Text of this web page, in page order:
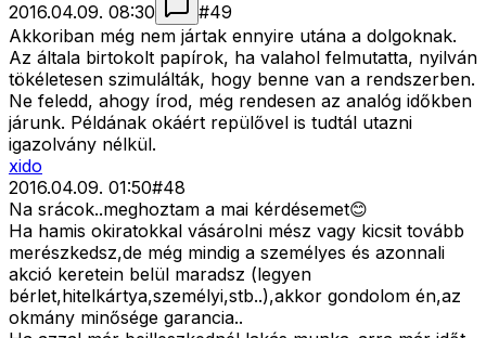
2016.04.09. 08:30
#49
Akkoriban még nem jártak ennyire utána a dolgoknak.
Az általa birtokolt papírok, ha valahol felmutatta, nyilván
tökéletesen szimulálták, hogy benne van a rendszerben.
Ne feledd, ahogy írod, még rendesen az analóg időkben
járunk. Példának okáért repülővel is tudtál utazni
igazolvány nélkül.
xido
2016.04.09. 01:50#48
Na srácok..meghoztam a mai kérdésemet😊
Ha hamis okiratokkal vásárolni mész vagy kicsit tovább
merészkedsz,de még mindig a személyes és azonnali
akció keretein belül maradsz (legyen
bérlet,hitelkártya,személyi,stb..),akkor gondolom én,az
okmány minősége garancia..